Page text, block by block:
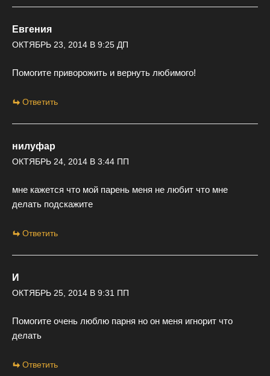
Евгения
ОКТЯБРЬ 23, 2014 В 9:25 ДП
Помогите приворожить и вернуть любимого!
Ответить
нилуфар
ОКТЯБРЬ 24, 2014 В 3:44 ПП
мне кажется что мой парень меня не любит что мне
делать подскажите
Ответить
И
ОКТЯБРЬ 25, 2014 В 9:31 ПП
Помогите очень люблю парня но он меня игнорит что
делать
Ответить